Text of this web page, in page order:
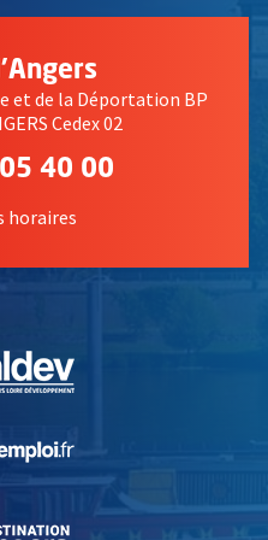
et de la Déportation BP
Cedex 02
40 00
horaires
, Ouvre une nouvelle